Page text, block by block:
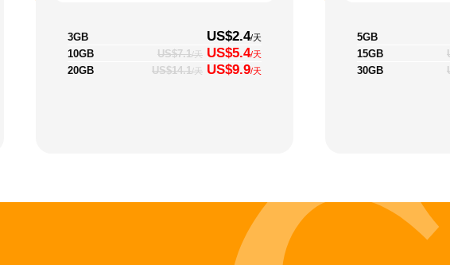
3GB US$2.4/天
10GB US$7.1/天 US$5.4/天
20GB US$14.1/天 US$9.9/天
5GB
15GB
30GB